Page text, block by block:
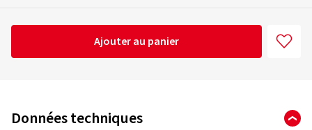
Ajouter au panier
Données techniques